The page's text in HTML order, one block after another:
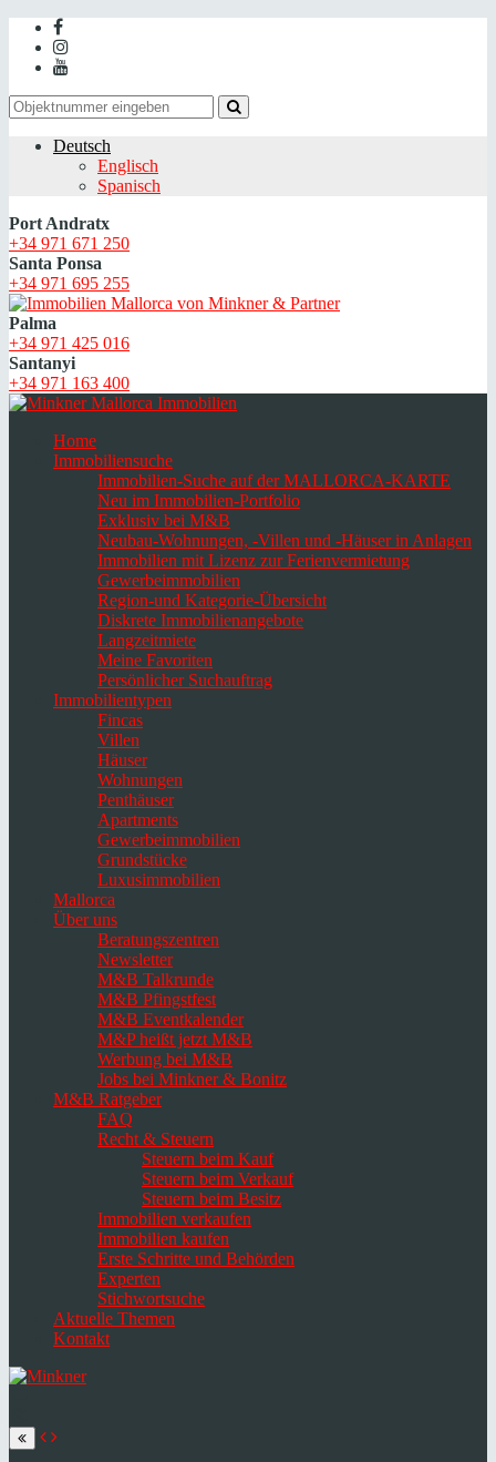
Deutsch
Englisch
Spanisch
Port Andratx
+34 971 671 250
Santa Ponsa
+34 971 695 255
Palma
+34 971 425 016
Santanyi
+34 971 163 400
Home
Immobiliensuche
Immobilien-Suche auf der MALLORCA-KARTE
Neu im Immobilien-Portfolio
Exklusiv bei M&B
Neubau-Wohnungen, -Villen und -Häuser in Anlagen
Immobilien mit Lizenz zur Ferienvermietung
Gewerbeimmobilien
Region-und Kategorie-Übersicht
Diskrete Immobilienangebote
Langzeitmiete
Meine Favoriten
Persönlicher Suchauftrag
Immobilientypen
Fincas
Villen
Häuser
Wohnungen
Penthäuser
Apartments
Gewerbeimmobilien
Grundstücke
Luxusimmobilien
Mallorca
Über uns
Beratungszentren
Newsletter
M&B Talkrunde
M&B Pfingstfest
M&B Eventkalender
M&P heißt jetzt M&B
Werbung bei M&B
Jobs bei Minkner & Bonitz
M&B Ratgeber
FAQ
Recht & Steuern
Steuern beim Kauf
Steuern beim Verkauf
Steuern beim Besitz
Immobilien verkaufen
Immobilien kaufen
Erste Schritte und Behörden
Experten
Stichwortsuche
Aktuelle Themen
Kontakt
language